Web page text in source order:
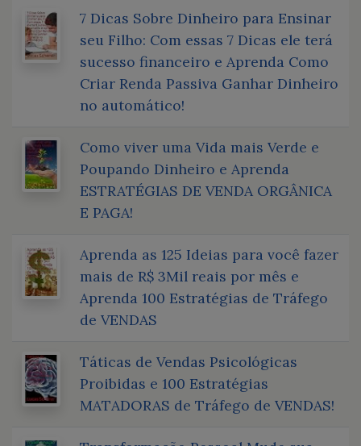
7 Dicas Sobre Dinheiro para Ensinar
seu Filho: Com essas 7 Dicas ele terá
sucesso financeiro e Aprenda Como
Criar Renda Passiva Ganhar Dinheiro
no automático!
Como viver uma Vida mais Verde e
Poupando Dinheiro e Aprenda
ESTRATÉGIAS DE VENDA ORGÂNICA
E PAGA!
Aprenda as 125 Ideias para você fazer
mais de R$ 3Mil reais por mês e
Aprenda 100 Estratégias de Tráfego
de VENDAS
Táticas de Vendas Psicológicas
Proibidas e 100 Estratégias
MATADORAS de Tráfego de VENDAS!